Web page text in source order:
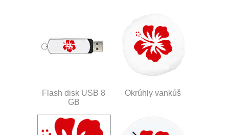
Flash disk USB 8
GB
Okrúhly vankúš